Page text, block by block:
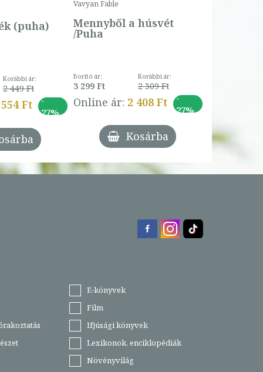
(puha)
Korábbi ár:
2 449 Ft
Ft
-
27%
Vavyan Fable
Mennyből a húsvét
/Puha
Borító ár:
3 299 Ft
Korábbi ár:
2 309 Ft
Online ár: 2 408 Ft
-
27%
Kosárba
E-könyvek
Film
Ifjúsági könyvek
Lexikonok, enciklopédiák
Növényvilág